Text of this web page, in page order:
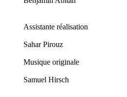
Assistante réalisation
Sahar Pirouz
Musique originale
Samuel Hirsch